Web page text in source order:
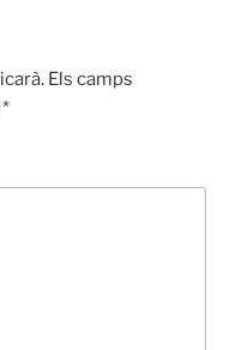
Els camps
*